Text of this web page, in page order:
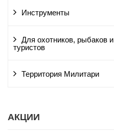
Инструменты
Для охотников, рыбаков и
туристов
Территория Милитари
АКЦИИ